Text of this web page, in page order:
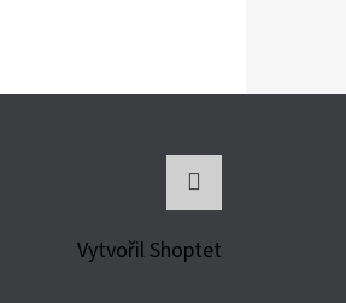
Vytvořil Shoptet